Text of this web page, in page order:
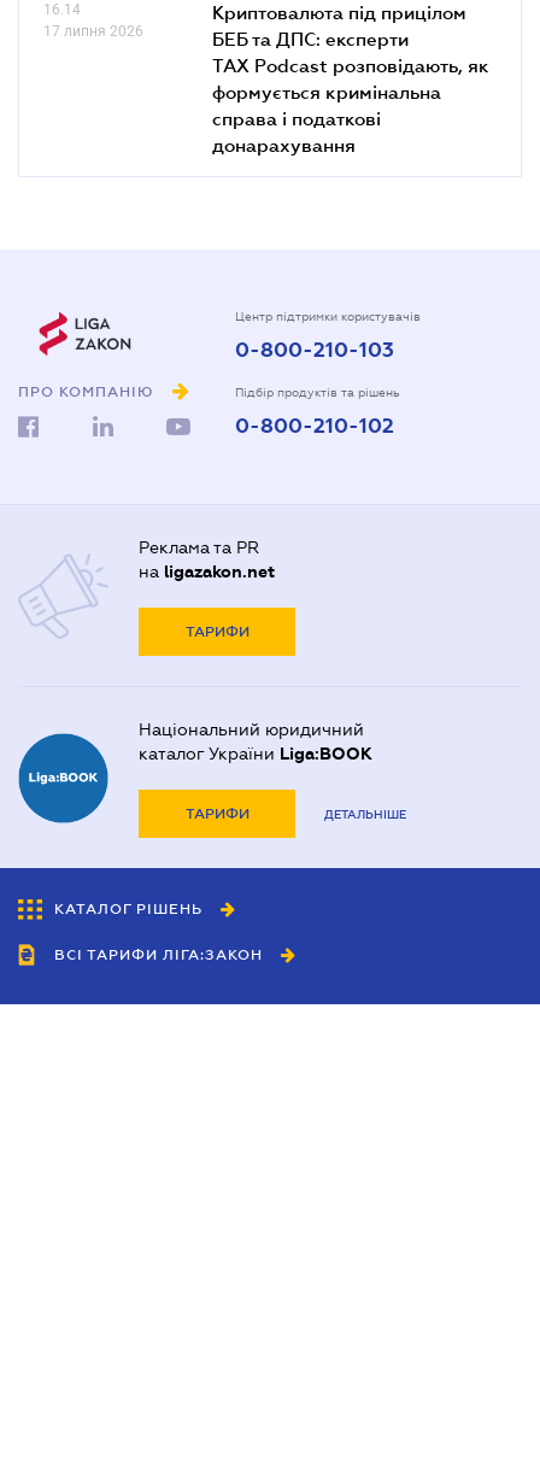
16.14
17 липня 2026
Криптовалюта під прицілом
БЕБ та ДПС: експерти
TAX Podcast розповідають, як
формується кримінальна
справа і податкові
донарахування
ПРО КОМПАНІЮ
Центр підтримки користувачів
0-800-210-103
Підбір продуктів та рішень
0-800-210-102
Реклама та PR
на ligazakon.net
ТАРИФИ
Національний юридичний
каталог України Liga:BOOK
ТАРИФИ ДЕТАЛЬНІШЕ
КАТАЛОГ РІШЕНЬ
ВСІ ТАРИФИ ЛІГА:ЗАКОН